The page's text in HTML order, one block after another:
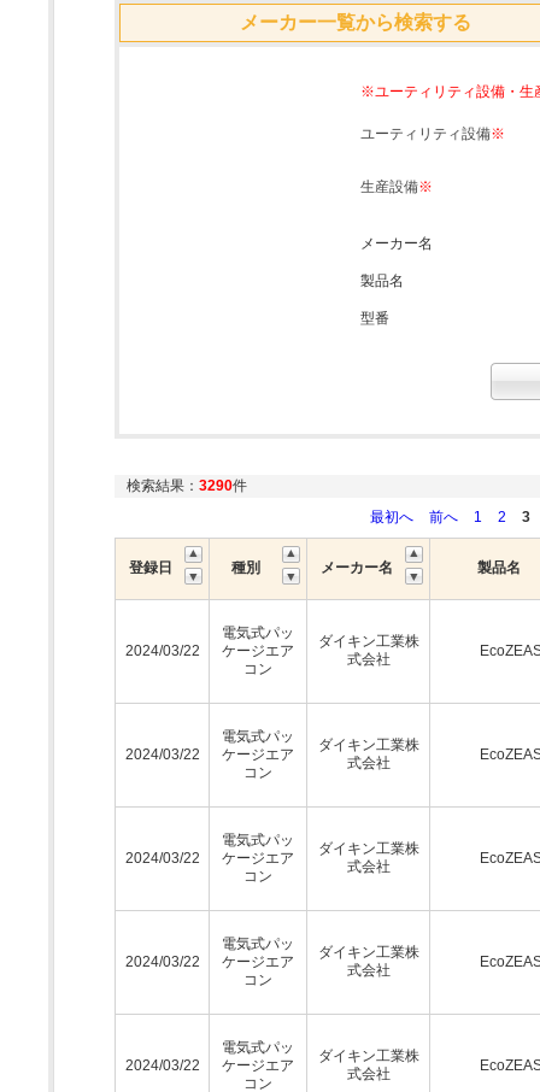
メーカー一覧から検索する
※ユーティリティ設備・生
ユーティリティ設備※
生産設備※
メーカー名
製品名
型番
検索結果： 3290件
最初へ
前へ 1 2 3
登録日 種別 メーカー名 製品名
2024/03/22
電気式パッ
ケージエア
コン
ダイキン工業株
式会社
2024/03/22
電気式パッ
ケージエア
コン
ダイキン工業株
式会社
2024/03/22
電気式パッ
ケージエア
コン
ダイキン工業株
式会社
2024/03/22
電気式パッ
ケージエア
コン
ダイキン工業株
式会社
2024/03/22
電気式パッ
ケージエア
コン
ダイキン工業株
式会社